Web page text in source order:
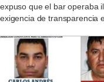
expuso que el bar operaba
exigencia de transparencia